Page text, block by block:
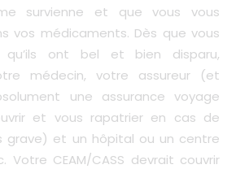
survienne et que vous vous
vos médicaments. Dès que vous
ont bel et bien disparu,
médecin, votre assureur (et
une assurance voyage
et vous rapatrier en cas de
grave) et un hôpital ou un centre
Votre CEAM/CASS devrait couvrir